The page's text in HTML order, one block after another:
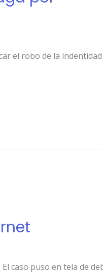
el robo de la
caso puso en tela de